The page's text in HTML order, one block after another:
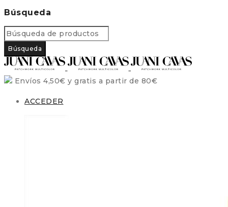
Búsqueda
Envíos 4,50€ y gratis a partir de 80€
ACCEDER